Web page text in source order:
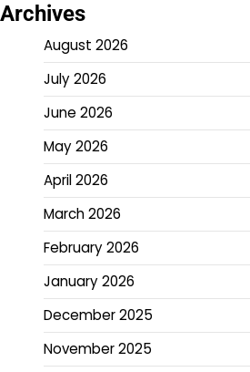
Archives
August 2026
July 2026
June 2026
May 2026
April 2026
March 2026
February 2026
January 2026
December 2025
November 2025